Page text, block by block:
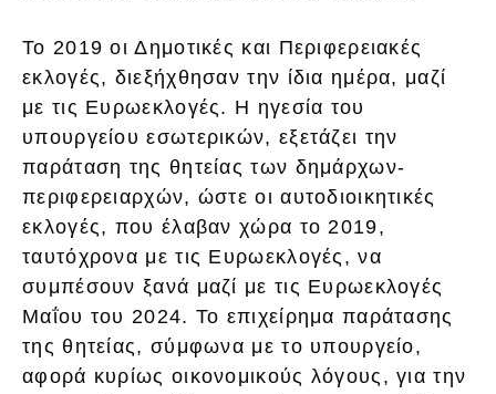
Το 2019 οι Δημοτικές και Περιφερειακές
εκλογές, διεξήχθησαν την ίδια ημέρα, μαζί
με τις Ευρωεκλογές. Η ηγεσία του
υπουργείου εσωτερικών, εξετάζει την
παράταση της θητείας των δημάρχων-
περιφερειαρχών, ώστε οι αυτοδιοικητικές
εκλογές, που έλαβαν χώρα το 2019,
ταυτόχρονα με τις Ευρωεκλογές, να
συμπέσουν ξανά μαζί με τις Ευρωεκλογές
Μαΐου του 2024. Το επιχείρημα παράτασης
της θητείας, σύμφωνα με το υπουργείο,
αφορά κυρίως οικονομικούς λόγους, για την